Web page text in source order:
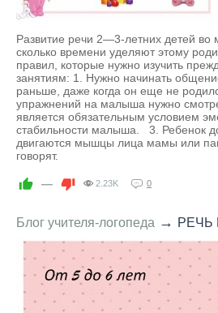
Развитие речи 2—3-летних детей во
сколько времени уделяют этому
правил, которые нужно изучить
занятиям: 1. Нужно начинать
раньше, даже когда он еще не
упражнений на малыша нужно
является обязательным условием
стабильности малыша. 3. Ребенок
двигаются мышцы лица мамы или
говорят.
— 2.23K 0
Блог учителя-логопеда → РЕЧЬ